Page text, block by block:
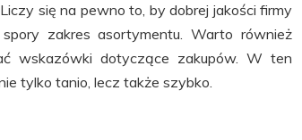
się na pewno to, by dobrej jakości firmy
zakres asortymentu. Warto również
wskazówki dotyczące zakupów. W ten
tylko tanio, lecz także szybko.